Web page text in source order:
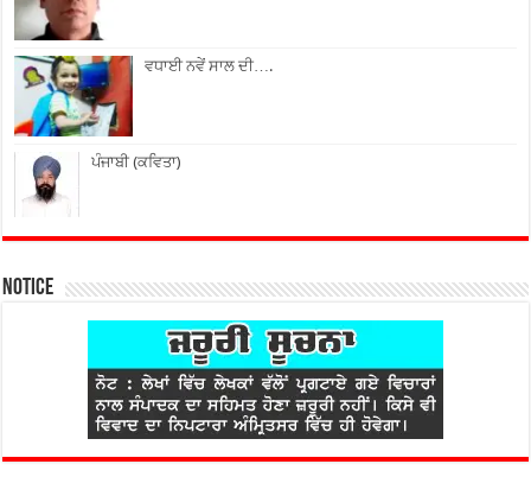
ਵਧਾਈ ਨਵੇਂ ਸਾਲ ਦੀ….
ਪੰਜਾਬੀ (ਕਵਿਤਾ)
Notice